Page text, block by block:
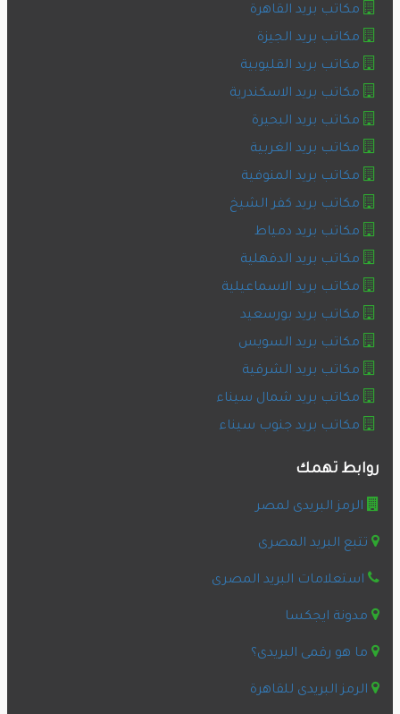
مكاتب بريد القاهرة
مكاتب بريد الجيزة
مكاتب بريد القليوبية
مكاتب بريد الاسكندرية
مكاتب بريد البحيرة
مكاتب بريد الغربية
مكاتب بريد المنوفية
مكاتب بريد كفر الشيخ
مكاتب بريد دمياط
مكاتب بريد الدقهلية
مكاتب بريد الاسماعيلية
مكاتب بريد بورسعيد
مكاتب بريد السويس
مكاتب بريد الشرقية
مكاتب بريد شمال سيناء
مكاتب بريد جنوب سيناء
روابط تهمك
الرمز البريدى لمصر
تتبع البريد المصرى
استعلامات البريد المصرى
مدونة ايجكسا
ما هو رقمى البريدى؟
الرمز البريدى للقاهرة